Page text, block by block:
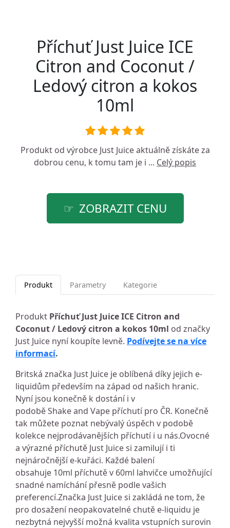
Příchuť Just Juice ICE
Citron and Coconut /
Ledový citron a kokos
10ml
Produkt od výrobce Just Juiceaktuálně získáte za
dobrou cenu, k tomu tam je i ... Celý popis
ZOBRAZIT CENU
Produkt Parametry Kategorie
Produkt Příchuť Just Juice ICE Citron and
Coconut / Ledový citron a kokos 10ml od značky
Just Juice nyní koupíte levně. Podívejte se na více
informací.
Britská značka Just Juice je oblíbená díky jejich e-
liquidům především na západ od našich hranic.
Nyní jsou konečně k dostání i v
podobě Shake and Vape příchutí pro ČR. Konečně
tak můžete poznat nebývalý úspěch v podobě
kolekce nejprodávanějších příchutí i u nás.Ovocné
a výrazné příchutě Just Juice si zamilují i ti
nejnáročnější e-kuřáci. Každé balení
obsahuje 10ml příchutě v 60ml lahvičce umožňující
snadné namíchání přesně podle vašich
preferencí.Značka Just Juice si zakládá ne tom, že
pro dosažení neopakovatelné chutě e-liquidu je
nezbytná nejvyšší možná kvalita vstupních surovin